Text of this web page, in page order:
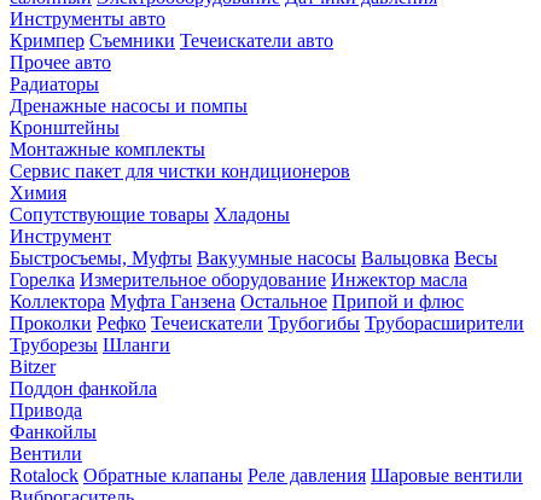
Инструменты авто
Кримпер Съемники Течеискатели авто
Прочее авто
Радиаторы
Дренажные насосы и помпы
Кронштейны
Монтажные комплекты
Сервис пакет для чистки кондиционеров
Химия
Сопутствующие товары Хладоны
Инструмент
Быстросъемы, Муфты Вакуумные насосы Вальцовка Весы
Горелка Измерительное оборудование Инжектор масла
Коллектора Муфта Ганзена Остальное Припой и флюс
Проколки Рефко Течеискатели Трубогибы Труборасширители
Труборезы Шланги
Bitzer
Поддон фанкойла
Привода
Фанкойлы
Вентили
Rotalock Обратные клапаны Реле давления Шаровые вентили